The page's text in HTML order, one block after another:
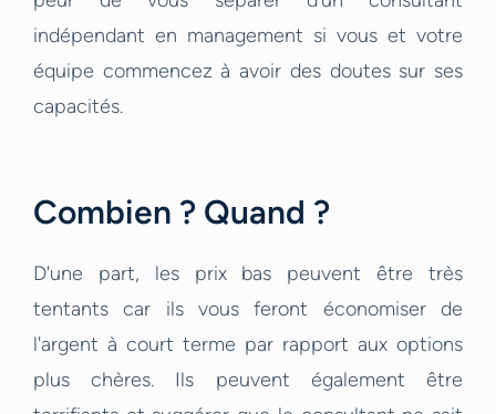
indépendant en management si vous et votre
équipe commencez à avoir des doutes sur ses
capacités.
Combien ? Quand ?
D'une part, les prix bas peuvent être très
tentants car ils vous feront économiser de
l'argent à court terme par rapport aux options
plus chères. Ils peuvent également être